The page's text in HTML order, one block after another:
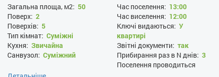
Загальна площа, м2: 50
Поверх: 2
Поверхів: 5
Тип кімнат: Суміжні
Кухня: Звичайна
Санвузол: Суміжний
Час поселення: 13:00
Час виселення: 12:00
Ключі видаються: У
квартирі
Звітні документи: так
Прибирання раз в N днів: 3
Поселення проводиться